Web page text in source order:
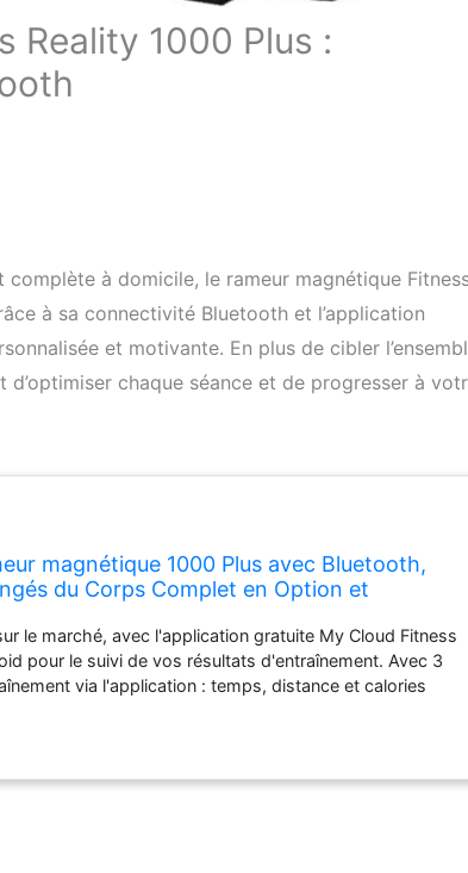
Reality 1000 Plus :
à domicile, le rameur magnétique
à sa connectivité Bluetooth et l’application
et motivante. En plus de cibler
chaque séance et de progresser à
magnétique 1000 Plus avec Bluetooth,
du Corps Complet en Option et
le marché, avec l'application gratuite My Cloud Fitness
pour le suivi de vos résultats d'entraînement. Avec 3
via l'application : temps, distance et calories
: 100,3 x 54,6 x 135,9 cm. Poids du produit : 28,8 kg.
Hauteur recommandée de l'utilisateur : entre 145 et
: 99 cm. Plage de hauteur d'assise : 24 à 30,5